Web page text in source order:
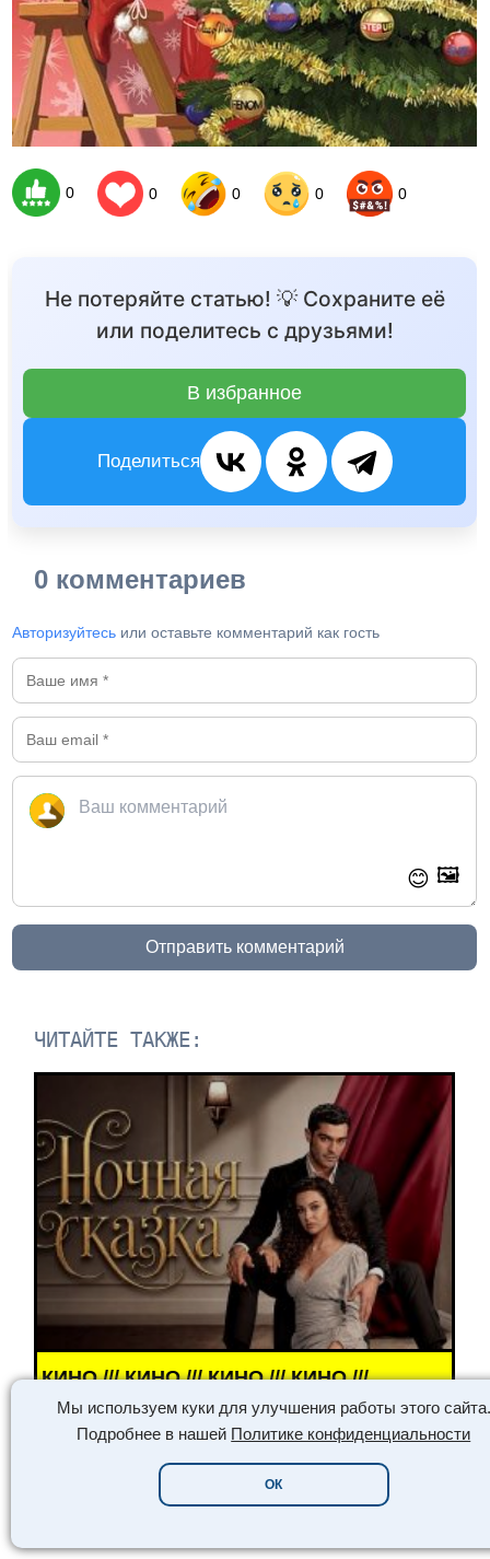
Мы используем куки для улучшения работы этого сайта.
Подробнее в нашей Политике конфиденциальности
ОК
0 0 0 0 0
Не потеряйте статью! 💡 Сохраните её
или поделитесь с друзьями!
В избранное
Поделиться
0 комментариев
Авторизуйтесь или оставьте комментарий как гость
😊 🖼️
Отправить комментарий
ЧИТАЙТЕ ТАКЖЕ:
/// КИНО /// КИНО ///
ПОЛНЫЙ РАЗБОР ТУРЕЦКОГО
СЕРИАЛА НОЧНАЯ СКАЗКА: ОТ
СЮЖЕТА ДО ТОЧНОГО
КОЛИЧЕСТВА ЭПИЗОДОВ